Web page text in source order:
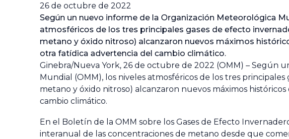
26 de octubre de 2022
Según un nuevo informe de la Organización Meteorológica
atmosféricos de los tres principales gases de efecto
metano y óxido nitroso) alcanzaron nuevos máximos
otra fatídica advertencia del cambio climático.
Ginebra/Nueva York, 26 de octubre de 2022 (OMM) – Según
Mundial (OMM), los niveles atmosféricos de los tres
metano y óxido nitroso) alcanzaron nuevos máximos
cambio climático.
En el Boletín de la OMM sobre los Gases de Efecto
interanual de las concentraciones de metano desde que